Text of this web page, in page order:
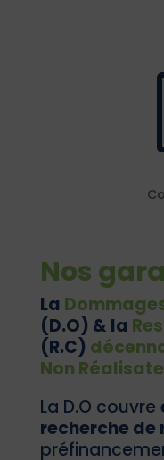
Nos
La
(D.O) & la
(R.C)
Non
La D.O couvre
recherche